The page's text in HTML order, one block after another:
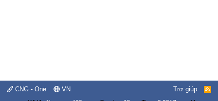
CNG - One VN Trợ giúp
R